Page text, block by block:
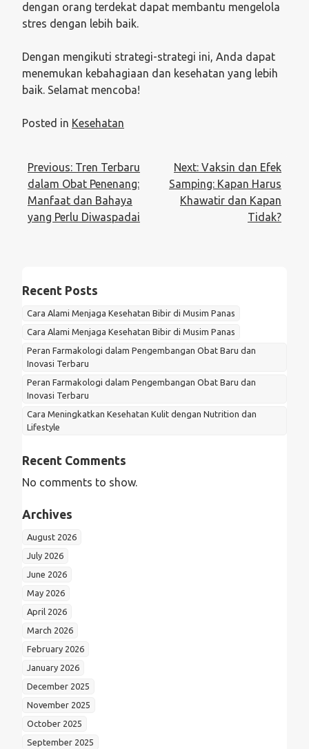
dengan orang terdekat dapat membantu mengelola
stres dengan lebih baik.
Dengan mengikuti strategi-strategi ini, Anda dapat
menemukan kebahagiaan dan kesehatan yang lebih
baik. Selamat mencoba!
Posted in Kesehatan
Post
navigation
Previous: Tren Terbaru
dalam Obat Penenang:
Manfaat dan Bahaya
yang Perlu Diwaspadai
Next: Vaksin dan Efek
Samping: Kapan Harus
Khawatir dan Kapan
Tidak?
Recent Posts
Cara Alami Menjaga Kesehatan Bibir di Musim Panas
Cara Alami Menjaga Kesehatan Bibir di Musim Panas
Peran Farmakologi dalam Pengembangan Obat Baru dan
Inovasi Terbaru
Peran Farmakologi dalam Pengembangan Obat Baru dan
Inovasi Terbaru
Cara Meningkatkan Kesehatan Kulit dengan Nutrition dan
Lifestyle
Recent Comments
No comments to show.
Archives
August 2026
July 2026
June 2026
May 2026
April 2026
March 2026
February 2026
January 2026
December 2025
November 2025
October 2025
September 2025